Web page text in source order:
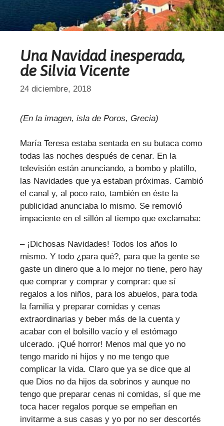
Una Navidad inesperada,
de Silvia Vicente
24 diciembre, 2018
(En la imagen, isla de Poros, Grecia)
María Teresa estaba sentada en su butaca como
todas las noches después de cenar. En la
televisión están anunciando, a bombo y platillo,
las Navidades que ya estaban próximas. Cambió
el canal y, al poco rato, también en éste la
publicidad anunciaba lo mismo. Se removió
impaciente en el sillón al tiempo que exclamaba:
– ¡Dichosas Navidades! Todos los años lo
mismo. Y todo ¿para qué?, para que la gente se
gaste un dinero que a lo mejor no tiene, pero hay
que comprar y comprar y comprar: que sí
regalos a los niños, para los abuelos, para toda
la familia y preparar comidas y cenas
extraordinarias y beber más de la cuenta y
acabar con el bolsillo vacío y el estómago
ulcerado. ¡Qué horror! Menos mal que yo no
tengo marido ni hijos y no me tengo que
complicar la vida. Claro que ya se dice que al
que Dios no da hijos da sobrinos y aunque no
tengo que preparar cenas ni comidas, sí que me
toca hacer regalos porque se empeñan en
invitarme a sus casas y yo por no ser descortés